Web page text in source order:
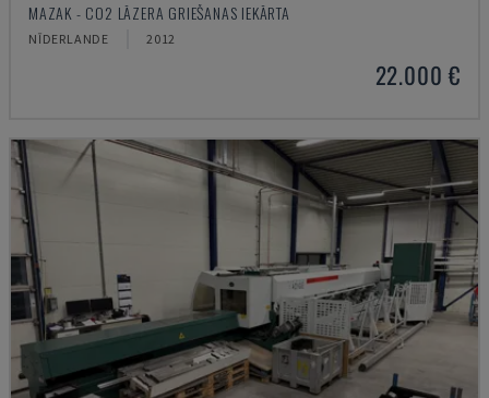
MAZAK - CO2 LĀZERA GRIEŠANAS IEKĀRTA
NĪDERLANDE 2012
22.000 €